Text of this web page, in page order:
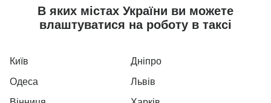
В яких містах України ви можете
влаштуватися на роботу в таксі
Київ
Дніпро
Одеса
Львів